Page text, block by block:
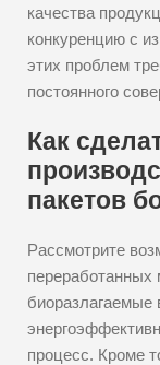
качества
конкуренцию с
этих проблем
постоянного
Как
пакетов
Рассмотрите
переработанных
биоразлагаемые
процесс. Кроме